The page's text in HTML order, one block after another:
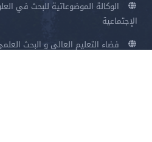
الوكالة الموضوعاتية للبحث في
الإجتماعية
فضاء التعليم العالي و البحث